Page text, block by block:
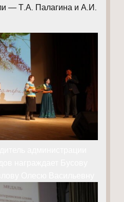
— Т.А. Палагина и А.И.